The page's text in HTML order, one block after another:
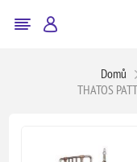
Domů
THATOS